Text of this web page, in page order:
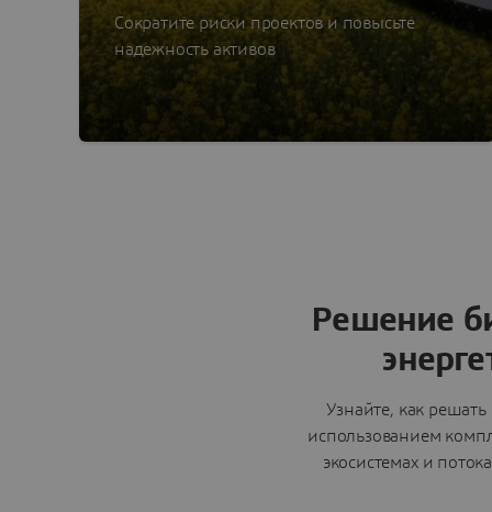
Сократите риски проектов и повысьте
Решение
Узнайте, как
использованием
экосистемах и